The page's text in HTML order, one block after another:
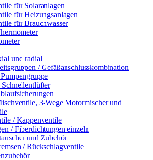
für Solaranlagen
für Heizungsanlagen
für Brauchwasser
und radial
/ Gefäßanschlusskombination
3-Wege Motormischer und
/ Kappenventile
/ Fiberdichtungen einzeln
und Zubehör
/ Rückschlagventile